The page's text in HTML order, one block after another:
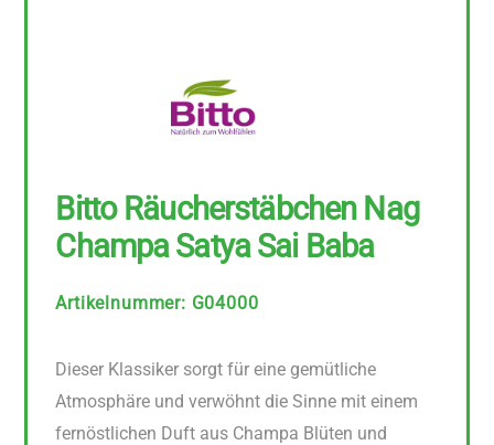
Bitto Räucherstäbchen Nag
Champa Satya Sai Baba
Artikelnummer: G04000
Dieser Klassiker sorgt für eine gemütliche
Atmosphäre und verwöhnt die Sinne mit einem
fernöstlichen Duft aus Champa Blüten und